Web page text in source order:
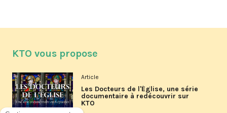
KTO vous propose
Article
Les Docteurs de l'Église, une série
documentaire à redécouvrir sur
KTO